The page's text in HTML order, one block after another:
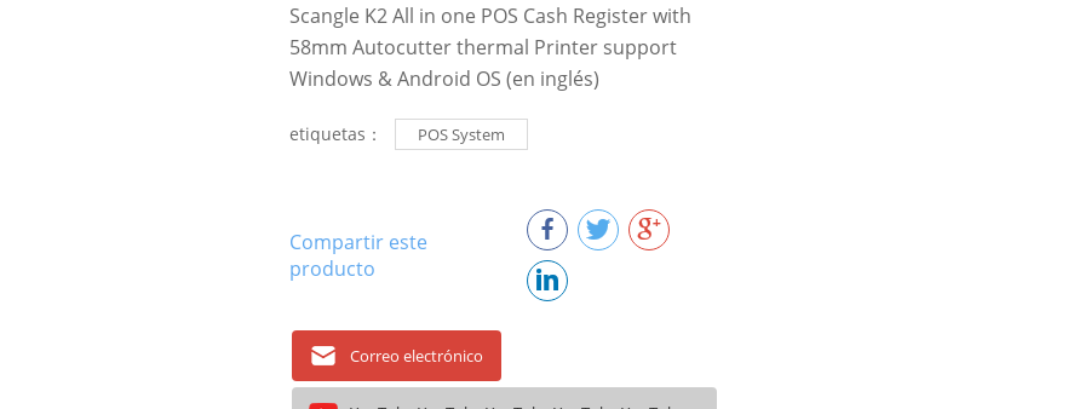
Scangle K2 All in one POS Cash Register with
58mm Autocutter thermal Printer support
Windows & Android OS (en inglés)
etiquetas： POS System
Compartir este
producto
Correo electrónico